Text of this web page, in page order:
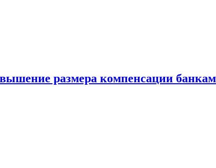
размера компенсации